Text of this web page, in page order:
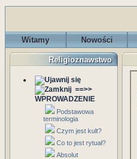
Witamy Nowości
Religioznawstwo
==>>
WPROWADZENIE
Podstawowa
terminologia
Czym jest kult?
Co to jest rytuał?
Absolut